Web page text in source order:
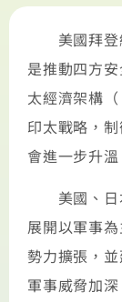
美國拜登
是推動四方
太經濟架構
印太戰略，
會進一步升溫
美國、日
展開以軍事
勢力擴張，
軍事威脅加